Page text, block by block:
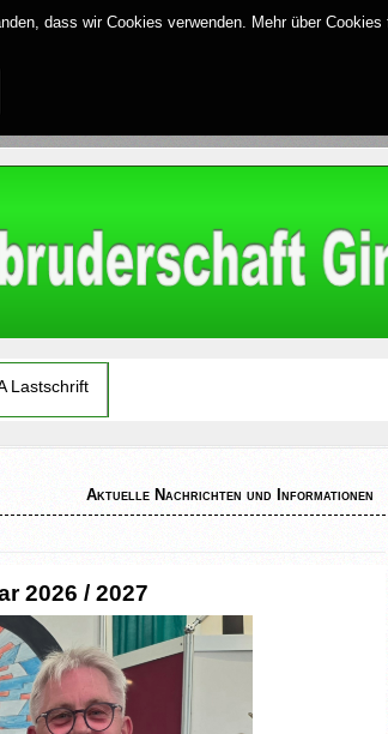
dass wir Cookies verwenden. Mehr über
Lastschrift
Aktuelle Nachrichten und Informationen
2026 / 2027